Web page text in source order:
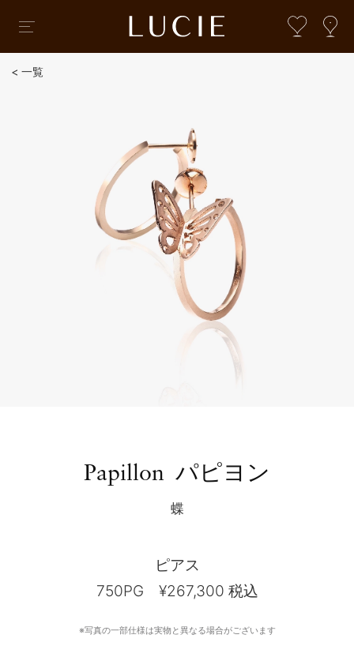
一覧
Papillon パピヨン
蝶
ピアス
750PG ¥267,300 税込
※写真の一部仕様は実物と異なる場合がございます
婚約指輪・結婚指輪コレクション
タイムレス ストーリー ブリーズ ドゥ メール